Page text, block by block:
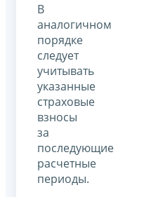
В
аналогичном
порядке
следует
учитывать
указанные
страховые
взносы
за
последующие
расчетные
периоды.